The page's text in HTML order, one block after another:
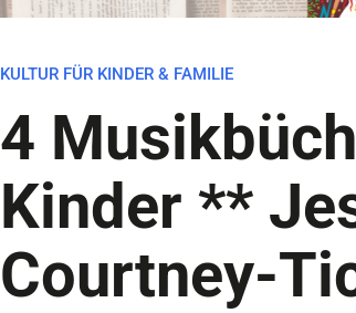
KULTUR FÜR KINDER & FAMILIE
4
Kinder **
Courtney-